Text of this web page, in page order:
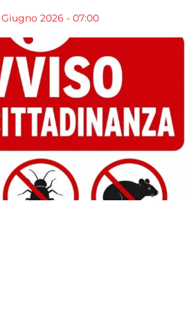
2026 - 07:00